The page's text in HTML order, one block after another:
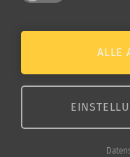
Palliative Care für
PALLIATIVE
ALLE